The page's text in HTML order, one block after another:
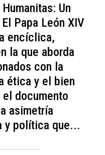
Un
Papa León XIV
encíclica,
la que aborda
con la
ética y el bien
documento
asimetría
y política que...